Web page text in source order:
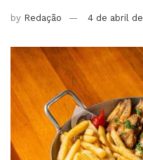
by Redação 4 de abril